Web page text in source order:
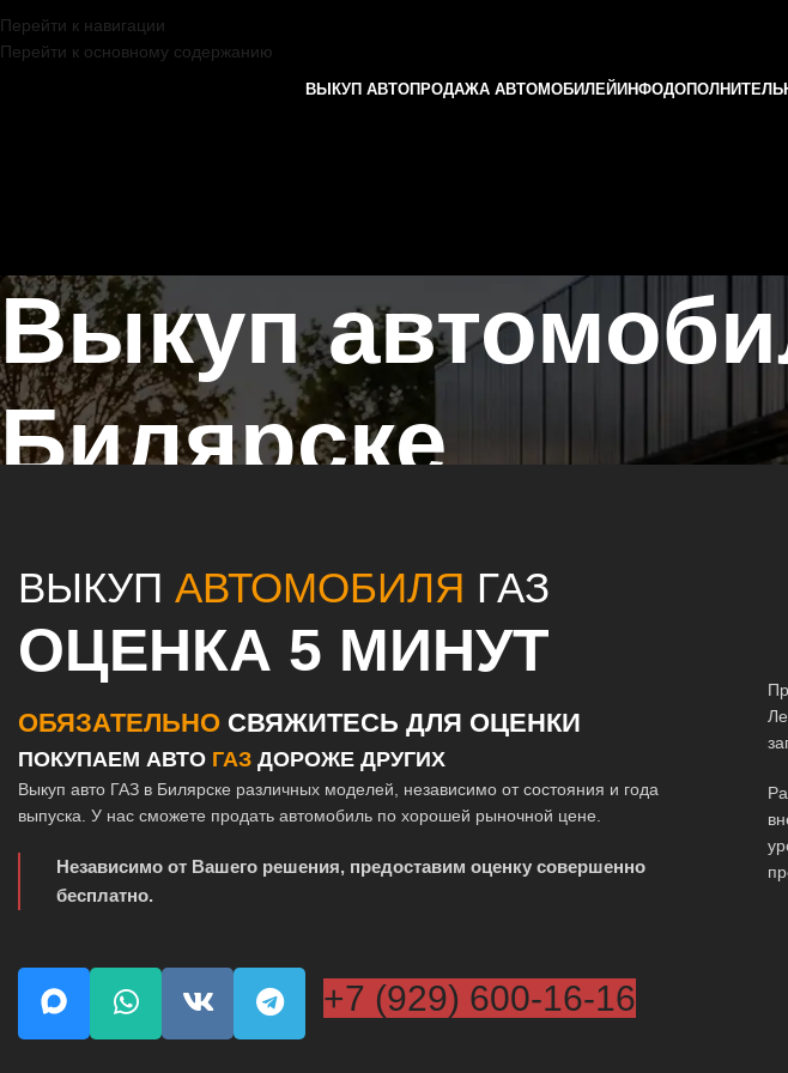
Перейти к навигации
Перейти к основному содержанию
ВЫКУП АВТОПРОДАЖА АВТОМОБИЛЕЙ ИНФО
Выкуп
Билярске
ВЫКУП АВТОМОБИЛЯ ГАЗ
ОЦЕНКА 5 МИНУТ
ОБЯЗАТЕЛЬНО СВЯЖИТЕСЬ ДЛЯ ОЦЕНКИ
ПОКУПАЕМ АВТО ГАЗ ДОРОЖЕ ДРУГИХ
Выкуп авто ГАЗ в Билярске различных моделей, независимо от состояния и года
выпуска. У нас сможете продать автомобиль по хорошей рыночной цене.
Независимо от Вашего решения, предоставим оценку совершенно
бесплатно.
+7 (929) 600-16-16